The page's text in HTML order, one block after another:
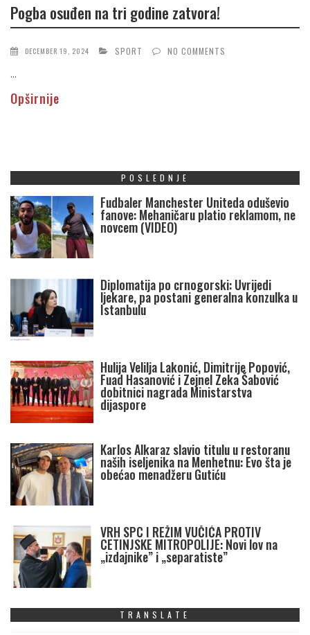
Pogba osuđen na tri godine zatvora!
DECEMBER 19, 2024 SPORT NO COMMENTS
...
Opširnije
POSLEDNJE
Fudbaler Manchester Uniteda oduševio
fanove: Mehaničaru platio reklamom, ne
novcem (VIDEO)
Diplomatija po crnogorski: Uvrijedi
ljekare, pa postani generalna konzulka u
Istanbulu
Hulija Velilja Lakonić, Dimitrije Popović,
Fuad Hasanović i Zejnel Zeka Šabović
dobitnici nagrada Ministarstva
dijaspore
Karlos Alkaraz slavio titulu u restoranu
naših iseljenika na Menhetnu: Evo šta je
obećao menadžeru Gutiću
VRH SPC I REŽIM VUČIĆA PROTIV
CETINJSKE MITROPOLIJE: Novi lov na
„izdajnike” i „separatiste”
TRANSLATE